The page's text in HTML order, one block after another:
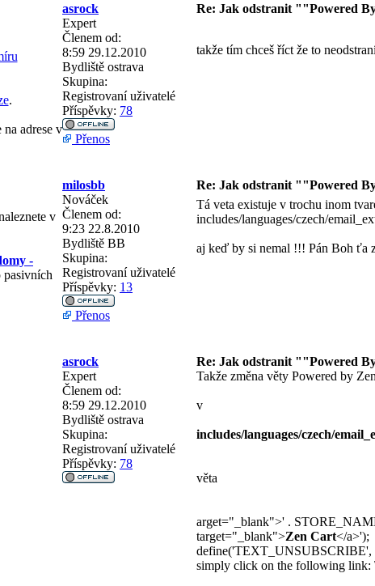
.
na adrese v
v
-
pasivních
asrock Re: Jak odstranit ""Powered
Expert
Členem od:
8:59 29.12.2010
Bydliště ostrava
Skupina:
Registrovaní uživatelé
Příspěvky: 78
takže tím chceš říct že to
Přenos
milosbb Re: Jak odstranit ""Powered
Nováček
Členem od:
9:23 22.8.2010
Bydliště BB
Skupina:
Registrovaní uživatelé
Příspěvky: 13
Tá veta existuje v trochu inom
includes/languages/czech/
aj keď by si nemal !!! Pán Boh ťa
Přenos
asrock Re: Jak odstranit ""Powered
Expert
Členem od:
8:59 29.12.2010
Bydliště ostrava
Skupina:
Registrovaní uživatelé
Příspěvky: 78
Takže změna věty Powered by
v
includes/languages/czech/
věta
arget="_blank">' .
target="_blank">Zen Cart</a>');
define('TEXT_UNSUBSCRIBE',
simply click on the following link: